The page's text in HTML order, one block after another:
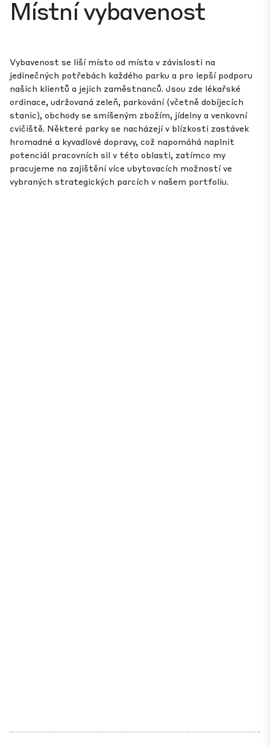
Místní vybavenost
Vybavenost se liší místo od místa v závislosti na
jedinečných potřebách každého parku a pro lepší podporu
našich klientů a jejich zaměstnanců. Jsou zde lékařské
ordinace, udržovaná zeleň, parkování (včetně dobíjecích
stanic), obchody se smíšeným zbožím, jídelny a venkovní
cvičiště. Některé parky se nacházejí v blízkosti zastávek
hromadné a kyvadlové dopravy, což napomáhá naplnit
potenciál pracovních sil v této oblasti, zatímco my
pracujeme na zajištění více ubytovacích možností ve
vybraných strategických parcích v našem portfoliu.